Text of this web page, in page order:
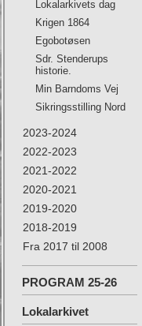
Lokalarkivets dag
Krigen 1864
Egobotøsen
Sdr. Stenderups
historie.
Min Barndoms Vej
Sikringsstilling Nord
2023-2024
2022-2023
2021-2022
2020-2021
2019-2020
2018-2019
Fra 2017 til 2008
PROGRAM 25-26
Lokalarkivet